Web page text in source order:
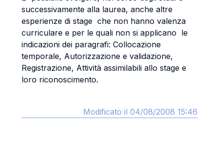
successivamente alla laurea, anche altre
esperienze di stage che non hanno valenza
curriculare e per le quali non si applicano le
indicazioni dei paragrafi: Collocazione
temporale, Autorizzazione e validazione,
Registrazione, Attività assimilabili allo stage e
loro riconoscimento.
Modificato il 04/08/2008 15:46